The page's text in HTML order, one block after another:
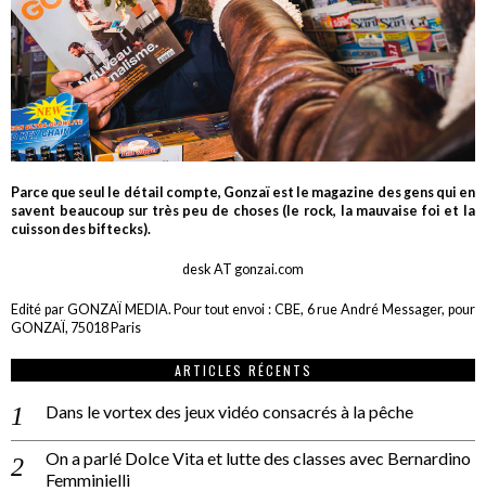
Parce que seul le détail compte, Gonzaï est le magazine des gens qui en
savent beaucoup sur très peu de choses (le rock, la mauvaise foi et la
cuisson des biftecks).
desk AT gonzai.com
Edité par GONZAÏ MEDIA. Pour tout envoi : CBE, 6 rue André Messager, pour
GONZAÏ, 75018 Paris
ARTICLES RÉCENTS
Dans le vortex des jeux vidéo consacrés à la pêche
On a parlé Dolce Vita et lutte des classes avec Bernardino
Femminielli